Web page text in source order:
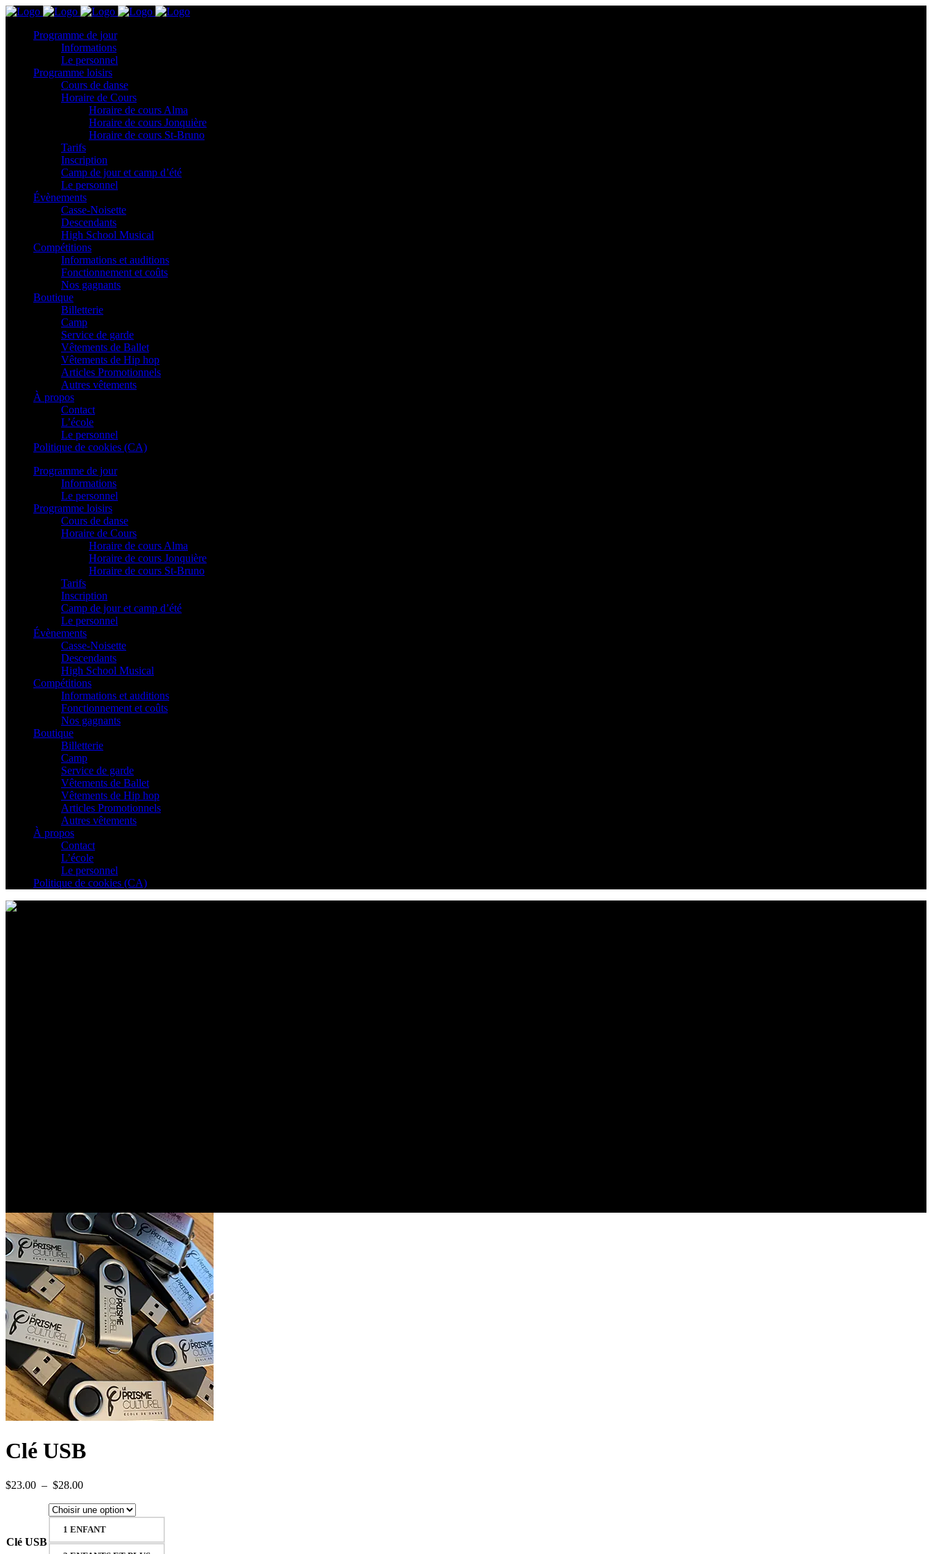
Programme de jour
Informations
Le personnel
Programme loisirs
Cours de danse
Horaire de Cours
Horaire de cours Alma
Horaire de cours Jonquière
Horaire de cours St-Bruno
Tarifs
Inscription
Camp de jour et camp d’été
Le personnel
Évènements
Casse-Noisette
Descendants
High School Musical
Compétitions
Informations et auditions
Fonctionnement et coûts
Nos gagnants
Boutique
Billetterie
Camp
Service de garde
Vêtements de Ballet
Vêtements de Hip hop
Articles Promotionnels
Autres vêtements
À propos
Contact
L’école
Le personnel
Politique de cookies (CA)
Programme de jour
Informations
Le personnel
Programme loisirs
Cours de danse
Horaire de Cours
Horaire de cours Alma
Horaire de cours Jonquière
Horaire de cours St-Bruno
Tarifs
Inscription
Camp de jour et camp d’été
Le personnel
Évènements
Casse-Noisette
Descendants
High School Musical
Compétitions
Informations et auditions
Fonctionnement et coûts
Nos gagnants
Boutique
Billetterie
Camp
Service de garde
Vêtements de Ballet
Vêtements de Hip hop
Articles Promotionnels
Autres vêtements
À propos
Contact
L’école
Le personnel
Politique de cookies (CA)
Clé USB
$23.00 – $28.00Plage
prix :
$23.00
à
$28.00
Clé USB
1 ENFANT